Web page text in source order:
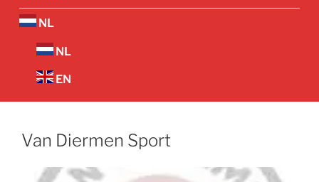
NL
NL
EN
Van Diermen Sport